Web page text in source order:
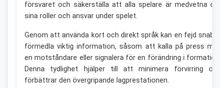
försvaret och säkerställa att alla spelare är medvetna
sina roller och ansvar under spelet.
Genom att använda kort och direkt språk kan en fejd
förmedla viktig information, såsom att kalla på press
en motståndare eller signalera för en förändring i
Denna tydlighet hjälper till att minimera förvirring
förbättrar den övergripande lagprestationen.